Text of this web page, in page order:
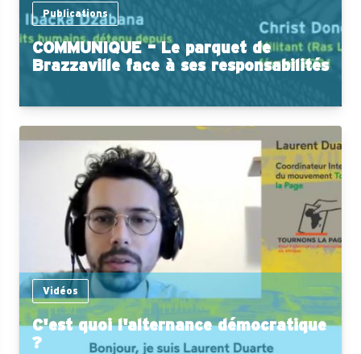
Publications
COMMUNIQUE – Le parquet de
Brazzaville face à ses responsabilités
Vidéos
C'est quoi l'alternance démocratique
?